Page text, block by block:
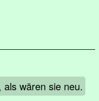
wären sie neu.